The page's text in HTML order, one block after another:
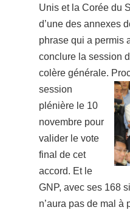
Unis et la Corée du
d’une des annexes
phrase qui a permis
conclure la session
colère générale.
session
plénière le 10
novembre pour
valider le vote
final de cet
accord. Et le
GNP, avec ses 168
n’aura pas de mal à